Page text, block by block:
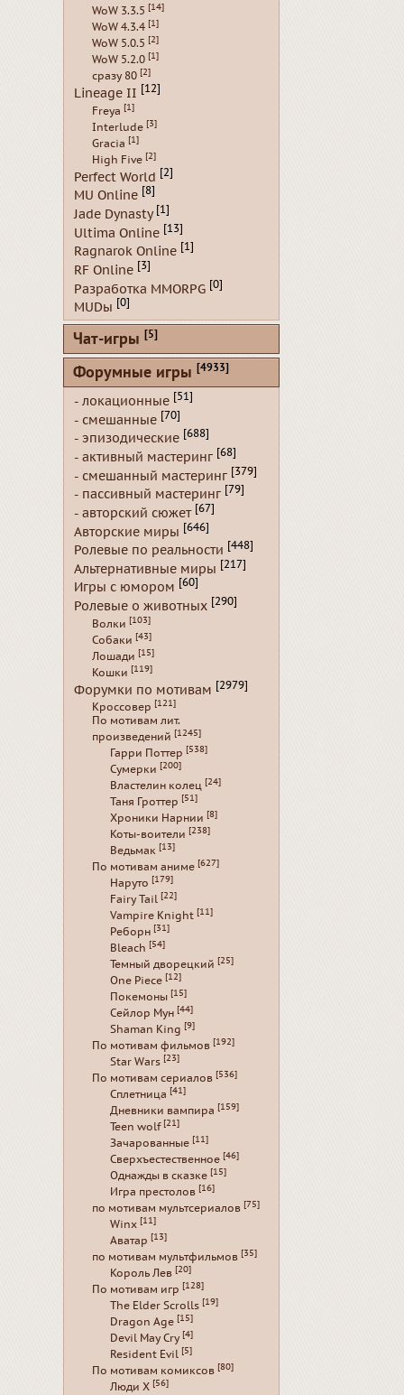
WoW 3.3.5 [14]
WoW 4.3.4 [1]
WoW 5.0.5 [2]
WoW 5.2.0 [1]
сразу 80 [2]
Lineage II [12]
Freya [1]
Interlude [3]
Gracia [1]
High Five [2]
Perfect World [2]
MU Online [8]
Jade Dynasty [1]
Ultima Online [13]
Ragnarok Online [1]
RF Online [3]
Разработка MMORPG [0]
MUDы [0]
Чат-игры [5]
Форумные игры [4933]
- локационные [51]
- смешанные [70]
- эпизодические [688]
- активный мастеринг [68]
- смешанный мастеринг [379]
- пассивный мастеринг [79]
- авторский сюжет [67]
Авторские миры [646]
Ролевые по реальности [448]
Альтернативные миры [217]
Игры с юмором [60]
Ролевые о животных [290]
Волки [103]
Собаки [43]
Лошади [15]
Кошки [119]
Форумки по мотивам [2979]
Кроссовер [121]
По мотивам лит.
произведений [1245]
Гарри Поттер [538]
Сумерки [200]
Властелин колец [24]
Таня Гроттер [51]
Хроники Нарнии [8]
Коты-воители [238]
Ведьмак [13]
По мотивам аниме [627]
Наруто [179]
Fairy Tail [22]
Vampire Knight [11]
Реборн [31]
Bleach [54]
Темный дворецкий [25]
One Piece [12]
Покемоны [15]
Сейлор Мун [44]
Shaman King [9]
По мотивам фильмов [192]
Star Wars [23]
По мотивам сериалов [536]
Сплетница [41]
Дневники вампира [159]
Teen wolf [21]
Зачарованные [11]
Сверхъестественное [46]
Однажды в сказке [15]
Игра престолов [16]
по мотивам мультсериалов [75]
Winx [11]
Аватар [13]
по мотивам мультфильмов [35]
Король Лев [20]
По мотивам игр [128]
The Elder Scrolls [19]
Dragon Age [15]
Devil May Cry [4]
Resident Evil [5]
По мотивам комиксов [80]
Люди Х [56]